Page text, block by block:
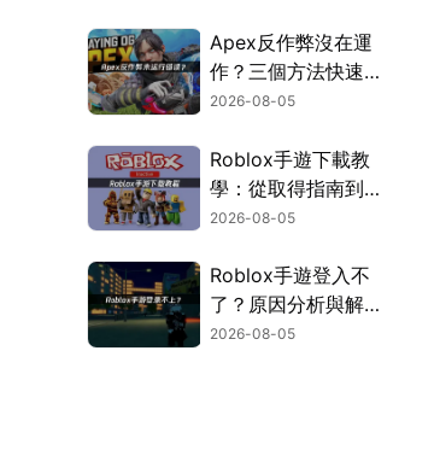
Apex反作弊沒在運
作？三個方法快速解
決！
2026-08-05
Roblox手遊下載教
學：從取得指南到登
入疑難排解！
2026-08-05
Roblox手遊登入不
了？原因分析與解決
方案！
2026-08-05